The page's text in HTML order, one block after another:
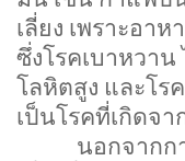
เลี่ยง เพราะอา
ซึ่งโรคเบาหวา
โลหิตสูง และโร
เป็นโรคที่เกิดจ
นอกจากการ